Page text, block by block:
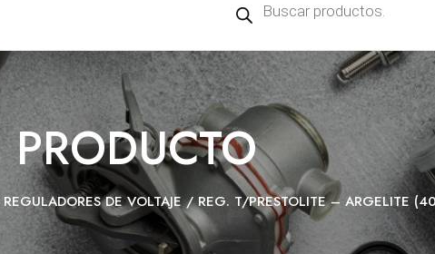
productos
PRODUCTO
REGULADORES DE VOLTAJE/ REG. T/PRESTOLITE – ARGELITE